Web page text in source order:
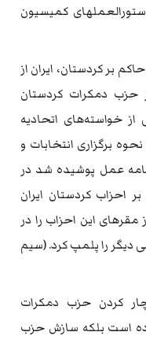
کمیسیون
بر کردستان، ایران از
حزب دمکرات کردستان
خواسته‌های اتحادیه
برگزاری انتخابات و
عمل پوشیده شد در
احزاب کردستان ایران
مقرهای این احزاب را در
دیگر را پلمپ کرد. (سیم
کردن حزب دمکرات
است بلکه سازش حزب